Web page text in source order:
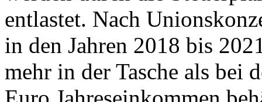
entlastet. Nach
in den Jahren 2018 bis
mehr in der Tasche als bei